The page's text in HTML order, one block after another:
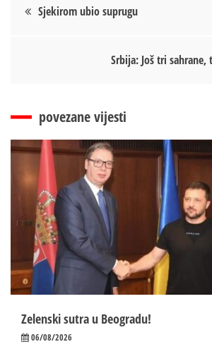
Кретање
Sjekirom ubio suprugu
Srbija: Još tri sahrane,
povezane vijesti
Zelenski sutra u Beogradu!
06/08/2026